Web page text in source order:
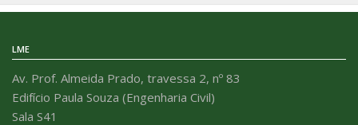
LME
Av. Prof. Almeida Prado, travessa 2, nº 83
Edifício Paula Souza (Engenharia Civil)
Sala S41